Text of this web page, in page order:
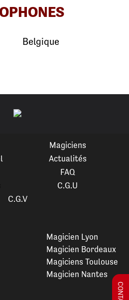
Belgique
Magiciens
Actualités
FAQ
C.G.U
C.G.V
Magicien Lyon
Magicien Bordeaux
Magiciens Toulouse
Magicien Nantes